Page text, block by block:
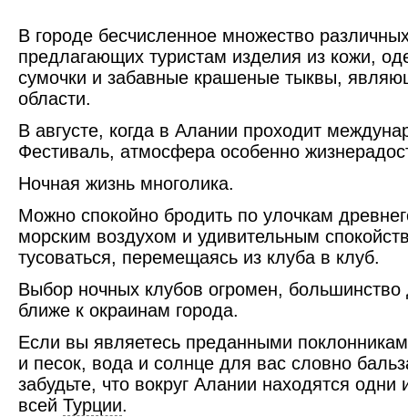
В городе бесчисленное множество
предлагающих туристам изделия из кожи,
сумочки и забавные крашеные тыквы,
области.
В августе, когда в Алании проходит
Фестиваль, атмосфера особенно
Ночная жизнь многолика.
Можно спокойно бродить по улочкам
морским воздухом и удивительным
тусоваться, перемещаясь из клуба в клуб.
Выбор ночных клубов огромен, большинство
ближе к окраинам города.
Если вы являетесь преданными
и песок, вода и солнце для вас словно
забудьте, что вокруг Алании находятся
всей Турции.